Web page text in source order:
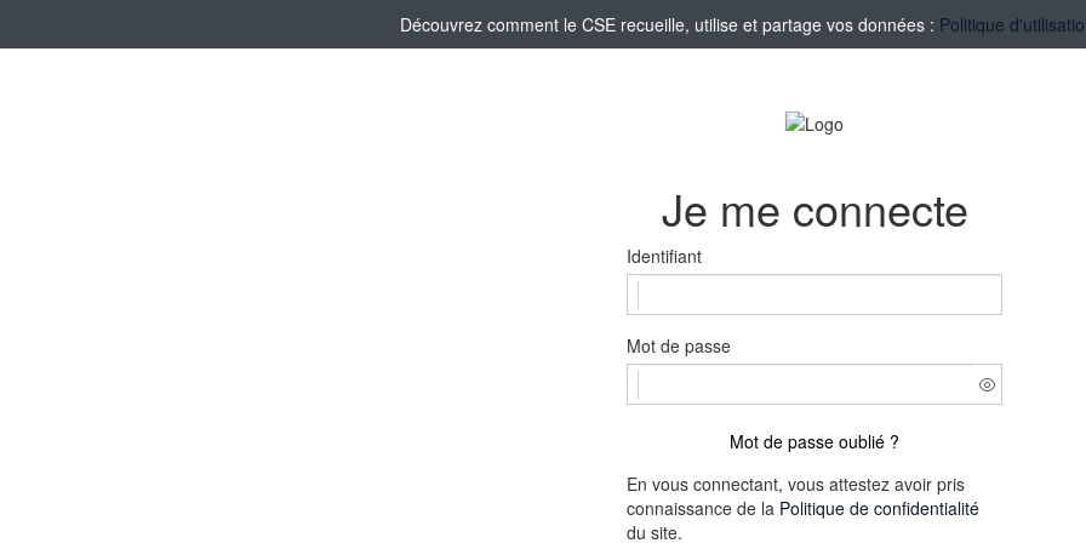
Découvrez comment le CSE recueille, utilise et partage vos données : Politique
Je me connecte
Identifiant
Mot de passe
Mot de passe oublié ?
En vous connectant, vous attestez avoir pris
connaissance de la Politique de confidentialité
du site.